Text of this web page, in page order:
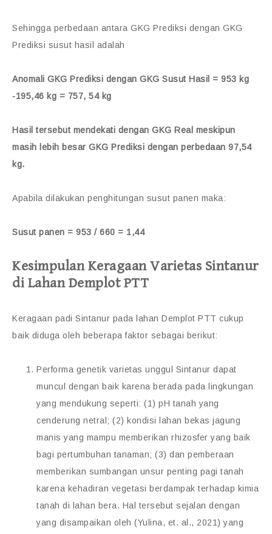
Sehingga perbedaan antara GKG Prediksi dengan GKG
Prediksi susut hasil adalah
Anomali GKG Prediksi dengan GKG Susut Hasil = 953 kg
-195,46 kg = 757, 54 kg
Hasil tersebut mendekati dengan GKG Real meskipun
masih lebih besar GKG Prediksi dengan perbedaan 97,54
kg.
Apabila dilakukan penghitungan susut panen maka:
Susut panen = 953 / 660 = 1,44
Kesimpulan Keragaan Varietas Sintanur
di Lahan Demplot PTT
Keragaan padi Sintanur pada lahan Demplot PTT cukup
baik diduga oleh beberapa faktor sebagai berikut:
Performa genetik varietas unggul Sintanur dapat
muncul dengan baik karena berada pada lingkungan
yang mendukung seperti: (1) pH tanah yang
cenderung netral; (2) kondisi lahan bekas jagung
manis yang mampu memberikan rhizosfer yang baik
bagi pertumbuhan tanaman; (3) dan pemberaan
memberikan sumbangan unsur penting pagi tanah
karena kehadiran vegetasi berdampak terhadap kimia
tanah di lahan bera. Hal tersebut sejalan dengan
yang disampaikan oleh (Yulina, et. al., 2021) yang